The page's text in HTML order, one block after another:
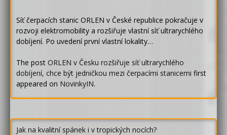
Síť čerpacích stanic ORLEN v České republice pokračuje v
rozvoji elektromobility a rozšiřuje vlastní síť ultrarychlého
dobíjení. Po uvedení první vlastní lokality…
The post ORLEN v Česku rozšiřuje síť ultrarychlého
dobíjení, chce být jedničkou mezi čerpacími stanicemi first
appeared on NovinkyIN.
Jak na kvalitní spánek i v tropických nocích?